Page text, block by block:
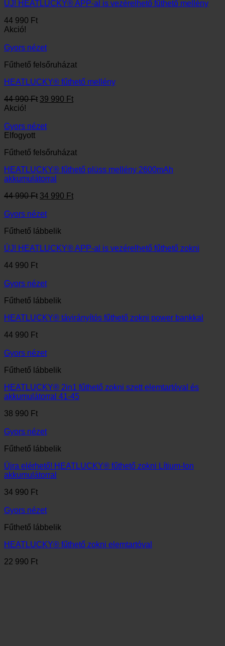
ÚJ! HEATLUCKY® APP-al is vezérelhető fűthető mellény
44 990 Ft
Akció!
Gyors nézet
Fűthető felsőruházat
HEATLUCKY® fűthető mellény
44 990Ft Original
44
39 990 FtCurrent
Akció!
Gyors nézet
Elfogyott
Fűthető felsőruházat
HEATLUCKY® fűthető plüss mellény 2600mAh
akkumulátorral
44 990Ft Original
was:
990 Ft.
34 990 FtCurrent
Gyors nézet
Fűthető lábbelik
ÚJ! HEATLUCKY® APP-al is vezérelhető fűthető zokni
44 990 Ft
Gyors nézet
Fűthető lábbelik
HEATLUCKY® távirányítós fűthető zokni power bankkal
44 990 Ft
Gyors nézet
Fűthető lábbelik
HEATLUCKY® 2in1 fűthető zokni szett elemtartóval és
akkumulátorral 41-45
38 990 Ft
Gyors nézet
Fűthető lábbelik
Újra elérhető! HEATLUCKY® fűthető zokni Lítium-Ion
akkumulátorral
34 990 Ft
Gyors nézet
Fűthető lábbelik
HEATLUCKY® fűthető zokni elemtartóval
22 990 Ft